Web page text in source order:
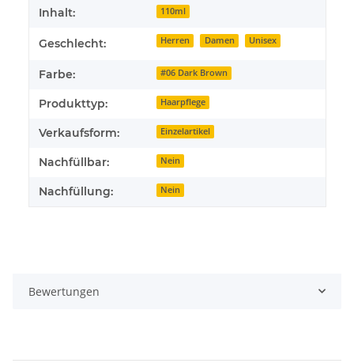
Inhalt: 110ml
Geschlecht: Herren Damen Unisex
Farbe: #06 Dark Brown
Produkttyp: Haarpflege
Verkaufsform: Einzelartikel
Nachfüllbar: Nein
Nachfüllung: Nein
Bewertungen